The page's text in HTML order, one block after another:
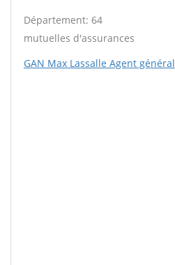
Département: 64
mutuelles d'assurances
GAN Max Lassalle Agent général